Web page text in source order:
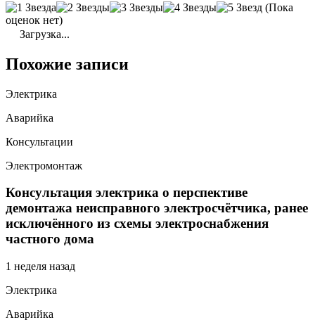
(Пока
оценок нет)
Загрузка...
Похожие записи
Электрика
Аварийка
Консультации
Электромонтаж
Консультация электрика о перспективе
демонтажа неисправного электросчётчика, ранее
исключённого из схемы электроснабжения
частного дома
1 неделя назад
Электрика
Аварийка